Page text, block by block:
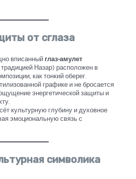
от сглаза
вписанный глаз-амулет
Назар) расположен в
как тонкий оберег.
графике и не бросается
энергетической защиты и
культурную глубину и духовное
эмоциональную связь с
символика